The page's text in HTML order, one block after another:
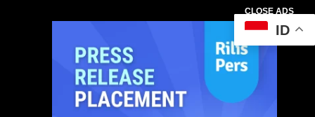
CLOSE ADS
ID